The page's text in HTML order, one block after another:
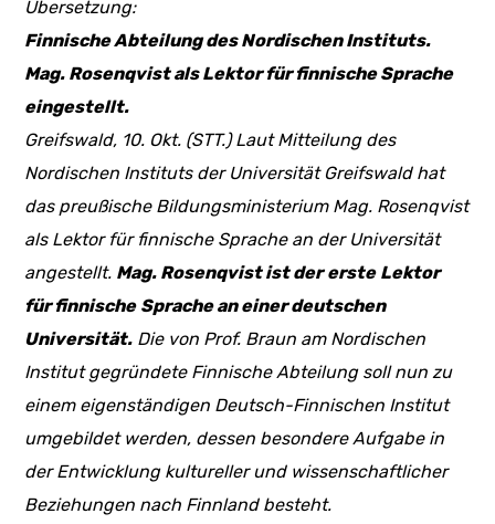
Übersetzung:
Finnische Abteilung des Nordischen Instituts.
Mag. Rosenqvist als Lektor für finnische Sprache
eingestellt.
Greifswald, 10. Okt. (STT.) Laut Mitteilung des
Nordischen Instituts der Universität Greifswald hat
das preußische Bildungsministerium Mag. Rosenqvist
als Lektor für finnische Sprache an der Universität
angestellt. Mag. Rosenqvist ist der erste Lektor
für finnische Sprache an einer deutschen
Universität. Die von Prof. Braun am Nordischen
Institut gegründete Finnische Abteilung soll nun zu
einem eigenständigen Deutsch-Finnischen Institut
umgebildet werden, dessen besondere Aufgabe in
der Entwicklung kultureller und wissenschaftlicher
Beziehungen nach Finnland besteht.